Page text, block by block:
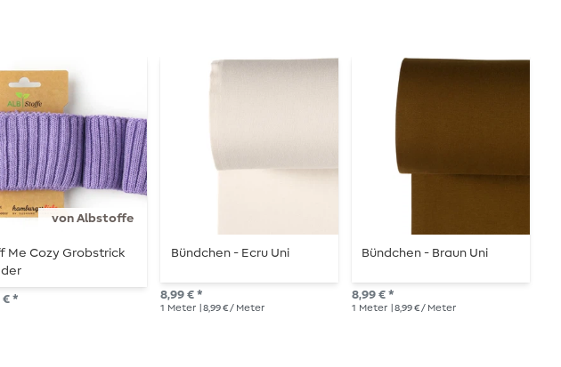
von Albstoffe
Me Cozy Grobstrick
€ *
Bündchen - Ecru Uni
8,99 € *
1 Meter | 8,99 € / Meter
Bündchen - Braun Uni
8,99 € *
1 Meter | 8,99 € / Meter